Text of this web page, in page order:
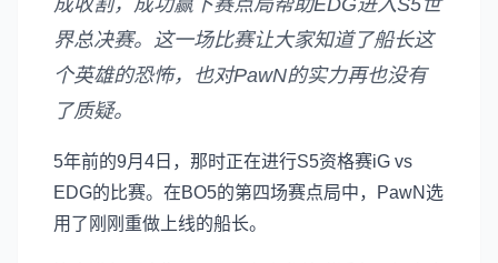
成收割，成功赢下赛点局帮助EDG进入S5世
界总决赛。这一场比赛让大家知道了船长这
个英雄的恐怖，也对PawN的实力再也没有
了质疑。
5年前的9月4日，那时正在进行S5资格赛iG vs
EDG的比赛。在BO5的第四场赛点局中，PawN选
用了刚刚重做上线的船长。